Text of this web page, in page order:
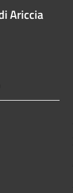
Ariccia